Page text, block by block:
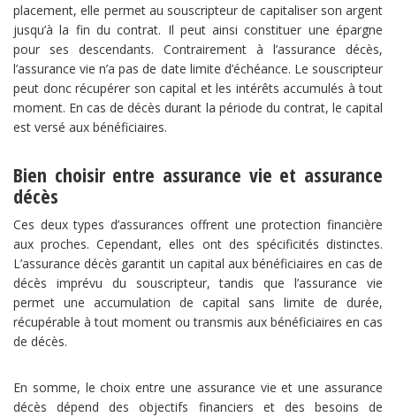
placement, elle permet au souscripteur de capitaliser son argent
jusqu’à la fin du contrat. Il peut ainsi constituer une épargne
pour ses descendants. Contrairement à l’assurance décès,
l’assurance vie n’a pas de date limite d’échéance. Le souscripteur
peut donc récupérer son capital et les intérêts accumulés à tout
moment. En cas de décès durant la période du contrat, le capital
est versé aux bénéficiaires.
Bien choisir entre assurance vie et assurance
décès
Ces deux types d’assurances offrent une protection financière
aux proches. Cependant, elles ont des spécificités distinctes.
L’assurance décès garantit un capital aux bénéficiaires en cas de
décès imprévu du souscripteur, tandis que l’assurance vie
permet une accumulation de capital sans limite de durée,
récupérable à tout moment ou transmis aux bénéficiaires en cas
de décès.
En somme, le choix entre une assurance vie et une assurance
décès dépend des objectifs financiers et des besoins de